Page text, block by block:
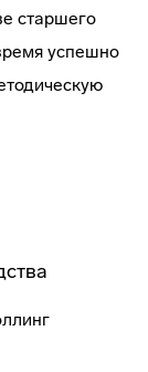
старшего
успешно